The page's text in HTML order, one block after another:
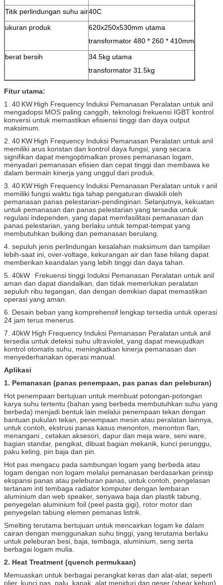
Titik perlindungan suhu air40C
ukuran produk
620x250x530mm utama
transformator 480 * 260 * 410mm
berat bersih
34.5kg utama
transformator 31.5kg
Fitur utama:
1. 40 KW High Frequency Induksi Pemanasan Peralatan untuk anil
mengadopsi MOS paling canggih, teknologi frekuensi IGBT kontrol
konversi untuk memastikan efisiensi tinggi dan daya output
maksimum.
2. 40 KW High Frequency Induksi Pemanasan Peralatan untuk anil
memiliki arus konstan dan kontrol daya fungsi, yang secara
signifikan dapat mengoptimalkan proses pemanasan logam,
menyadari pemanasan efisien dan cepat tinggi dan membawa ke
dalam bermain kinerja yang unggul dari produk.
3. 40 KW High Frequency Induksi Pemanasan Peralatan untuk ranil
memiliki fungsi waktu tiga tahap pengaturan diwakili oleh
pemanasan panas pelestarian-pendinginan. Selanjutnya, kekuatan
untuk pemanasan dan panas pelestarian yang tersedia untuk
regulasi independen, yang dapat memfasilitasi pemanasan dan
panas pelestarian, yang berlaku untuk tempat-tempat yang
membutuhkan bulking dan pemanasan berulang.
4. sepuluh jenis perlindungan kesalahan maksimum dan tampilan
lebih-saat ini, over-voltage, kekurangan air dan fase hilang dapat
memberikan keandalan yang lebih tinggi dan daya tahan.
5. 40kW
Frekuensi tinggi Induksi Pemanasan Peralatan untuk anil
aman dan dapat diandalkan, dan tidak memerlukan peralatan
sepuluh ribu tegangan, dan dengan demikian dapat memastikan
operasi yang aman.
6. Desain beban yang komprehensif lengkap tersedia untuk operasi
24 jam terus menerus.
7. 40kW High Frequency Induksi Pemanasan Peralatan untuk anil
tersedia untuk deteksi suhu ultraviolet, yang dapat mewujudkan
kontrol otomatis suhu, meningkatkan kinerja pemanasan dan
menyederhanakan operasi manual.
Aplikasi
1. Pemanasan (panas penempaan, pas panas dan peleburan)
Hot penempaan bertujuan untuk membuat potongan-potongan
karya suhu tertentu (bahan yang berbeda membutuhkan suhu yang
berbeda) menjadi bentuk lain melalui penempaan tekan dengan
bantuan pukulan tekan, penempaan mesin atau peralatan lainnya,
untuk contoh, ekstrusi panas kasus menonton, menonton flan,
menangani , cetakan aksesori, dapur dan meja ware, seni ware,
bagian standar, pengikat, dibuat bagian mekanik, kunci perunggu,
paku keling, pin baja dan pin.
Hot pas mengacu pada sambungan logam yang berbeda atau
logam dengan non logam melalui pemanasan berdasarkan prinsip
ekspansi panas atau peleburan panas, untuk contoh, pengelasan
tertanam inti tembaga radiator komputer dengan lembaran
aluminium dan web speaker, senyawa baja dan plastik tabung,
penyegelan aluminium foil (peel pasta gigi), rotor motor dan
penyegelan tabung elemen pemanas listrik.
Smelting terutama bertujuan untuk mencairkan logam ke dalam
cairan dengan menggunakan suhu tinggi, yang terutama berlaku
untuk peleburan besi, baja, tembaga, aluminium, seng serta
berbagai logam mulia.
2. Heat Treatment (quench permukaan)
Memuaskan untuk berbagai perangkat keras dan alat-alat, seperti
plier, kunci pas, palu, kapak, alat meniduri dan geser (shear kebun).